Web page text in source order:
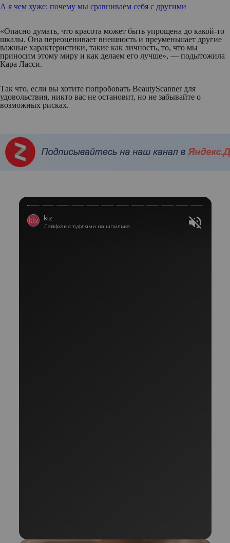
А я чем хуже: почему мы сравниваем себя с другими
«Опасно думать, что красота может быть упрощена до какой-то
шкалы. Она переоценивает внешность и преуменьшает другие
важные характеристики, такие как личность, то, что мы
приносим этому миру и как делаем его лучше», — подытожила
Кара Ласси.
Так что, если вы хотите попробовать BeautyScanner для
удовольствия, никто вас не остановит, но не забывайте о
возможных рисках.